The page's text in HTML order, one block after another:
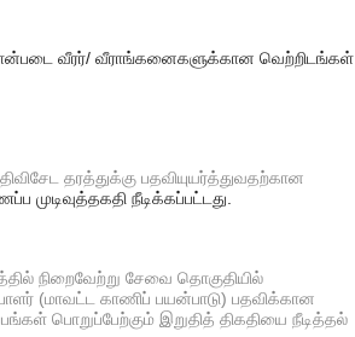
வீரர்/ வீராங்கனைகளுக்கான வெற்றிடங்கள்
தரத்துக்கு பதவியுயர்த்துவதற்கான
முடிவுத்தகதி நீடிக்கப்பட்டது.
நிறைவேற்று சேவை தொகுதியில்
(மாவட்ட காணிப் பயன்பாடு) பதவிக்கான
பொறுப்பேற்கும் இறுதித் திகதியை நீடித்தல்